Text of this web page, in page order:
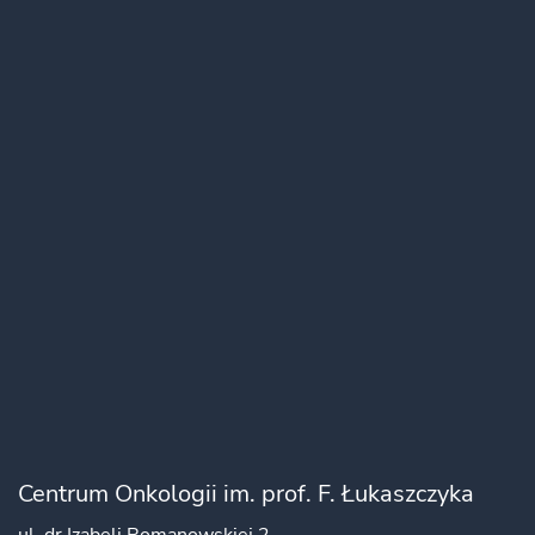
Centrum Onkologii im. prof. F. Łukaszczyka